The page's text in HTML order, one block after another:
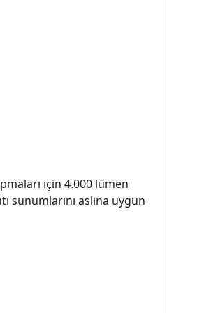
için 4.000 lümen
sunumlarını aslına uygun